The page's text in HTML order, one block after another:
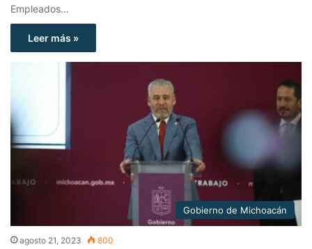
Empleados…
Leer más »
Gobierno de Michoacán
agosto 21, 2023 800